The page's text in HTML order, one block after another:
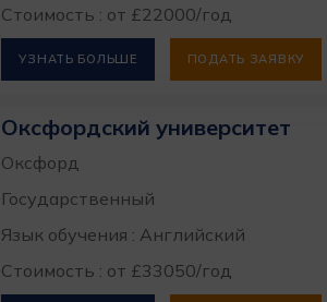
Стоимость : от £22000/год
УЗНАТЬ БОЛЬШЕ ПОДАТЬ ЗАЯВКУ
Оксфордский университет
Оксфорд
Государственный
Язык обучения : Английский
Стоимость : от £33050/год